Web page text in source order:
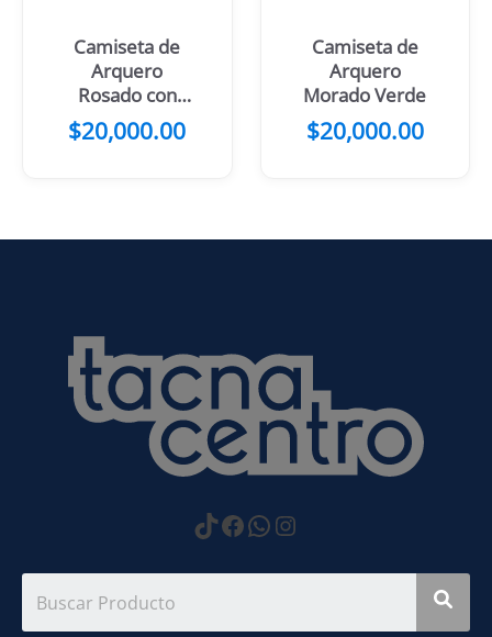
Camiseta de
Arquero
Rosado con
Rayas
Circulares
$20,000.00
Camiseta de
Arquero
Morado Verde
$20,000.00
https://
Facebook
WhatsApp
Instagram